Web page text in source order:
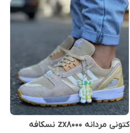
کتونی مردانه zx8000 نسکافه